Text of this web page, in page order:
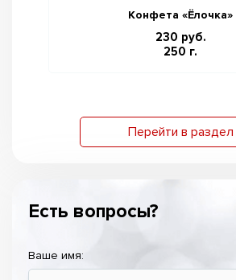
Конфета «Ёлочка»
230 руб.
250 г.
Перейти в раздел
Есть вопросы?
Ваше имя: